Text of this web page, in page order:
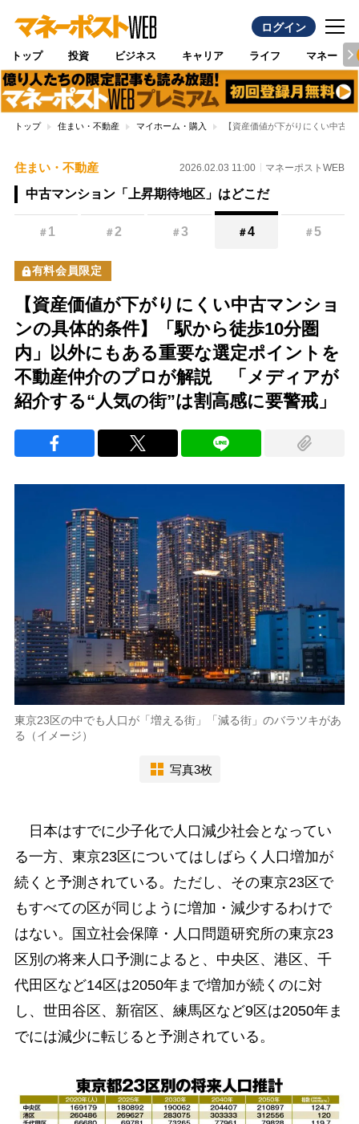
ログイン
トップ 投資 ビジネス キャリア ライフ マネー
トップ 住まい・不動産 マイホーム・購入 【資産価値が下がりにくい中古
住まい・不動産 2026.02.03 11:00 マネーポストWEB
中古マンション「上昇期待地区」はどこだ
＃ 1 ＃2 ＃3 ＃4 ＃5
有料会員限定
【資産価値が下がりにくい中古マンショ
ンの具体的条件】「駅から徒歩10分圏
内」以外にもある重要な選定ポイントを
不動産仲介のプロが解説 「メディアが
紹介する“人気の街”は割高感に要警戒」
東京23区の中でも人口が「増える街」「減る街」のバラツキがあ
る（イメージ）
写真3枚
日本はすでに少子化で人口減少社会となってい
る一方、東京23区についてはしばらく人口増加が
続くと予測されている。ただし、その東京23区で
もすべての区が同じように増加・減少するわけで
はない。国立社会保障・人口問題研究所の東京23
区別の将来人口予測によると、中央区、港区、千
代田区など14区は2050年まで増加が続くのに対
し、世田谷区、新宿区、練馬区など9区は2050年ま
でには減少に転じると予測されている。